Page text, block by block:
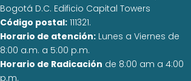
Bogotá D.C. Edificio Capital Towers
Código postal: 111321.
Horario de atención: Lunes a Viernes de
8:00 a.m. a 5:00 p.m.
Horario de Radicación de 8:00 am a 4:00
p.m.